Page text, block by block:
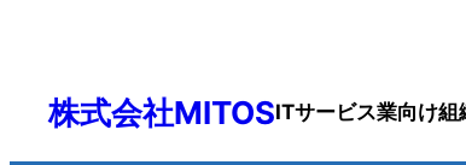
株式会社MITOSITサービス業向け